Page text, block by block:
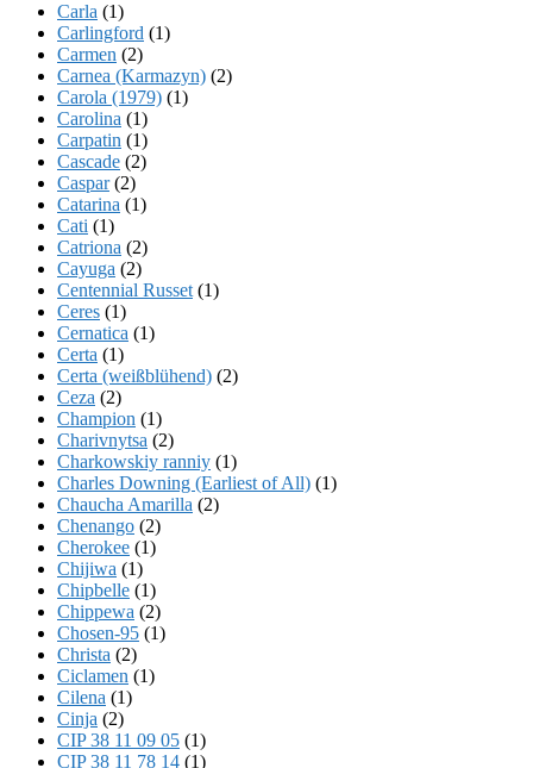
Carla (1)
Carlingford (1)
Carmen (2)
Carnea (Karmazyn) (2)
Carola (1979) (1)
Carolina (1)
Carpatin (1)
Cascade (2)
Caspar(2)
Catarina (1)
Cati (1)
Catriona (2)
Cayuga (2)
Centennial Russet (1)
Ceres (1)
Cernatica (1)
Certa (1)
Certa (weißblühend) (2)
Ceza (2)
Champion (1)
Charivnytsa (2)
Charkowskiy ranniy (1)
Charles Downing (Earliest of All) (1)
Chaucha Amarilla (2)
Chenango (2)
Cherokee (1)
Chijiwa (1)
Chipbelle (1)
Chippewa (2)
Chosen-95 (1)
Christa (2)
Ciclamen (1)
Cilena (1)
Cinja (2)
CIP 38 11 09 05 (1)
CIP 38 11 78 14 (1)